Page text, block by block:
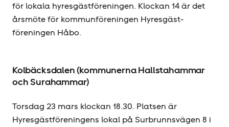
för lokala hyresgäst­föreningen. Klockan 14 är det
årsmöte för kommunföreningen Hyresgäst­
föreningen Håbo.
Kolbäcksdalen (kommunerna Hallstahammar
och Surahammar)
Torsdag 23 mars klockan 18.30. Platsen är
Hyresgäst­föreningens lokal på Surbrunnsvägen 8 i